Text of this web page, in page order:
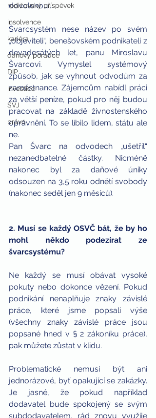
rodičovský příspěvek
insolvence
kariéra
daňový poradce
DIP
investice
SVJ
právo
dovolenou...
Švarcsystém nese název po svém
„objeviteli“, benešovském podnikateli z
devadesátých let, panu Miroslavu
Švarcovi. Vymyslel systémový
způsob, jak se vyhnout odvodům za
zaměstnance. Zájemcům nabídl práci
za větší peníze, pokud pro něj budou
pracovat na základě živnostenského
oprávnění. To se líbilo lidem, státu ale
ne.
Pan Švarc na odvodech „ušetřil“
nezanedbatelné částky. Nicméně
nakonec byl za daňové úniky
odsouzen na 3,5 roku odnětí svobody
(nakonec seděl jen 9 měsíců).
2. Musí se každý OSVČ bát, že by ho
mohl někdo podezírat ze
švarcsystému?
Ne každý se musí obávat vysoké
pokuty nebo dokonce vězení. Pokud
podnikání nenaplňuje znaky závislé
práce, které jsme popsali výše
(všechny znaky závislé práce jsou
popsané hned v § 2 zákoníku práce),
pak můžete zůstat v klidu.
Problematické nemusí být ani
jednorázové, byť opakující se zakázky.
Je jasné, že pokud například
dodavatel bude spokojený se svým
subdodavatelem, rád znovu využije